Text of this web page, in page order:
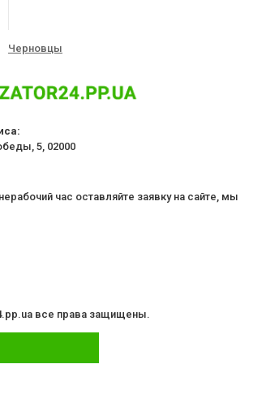
Черновцы
5, 02000
час оставляйте заявку на сайте, мы
все права защищены.